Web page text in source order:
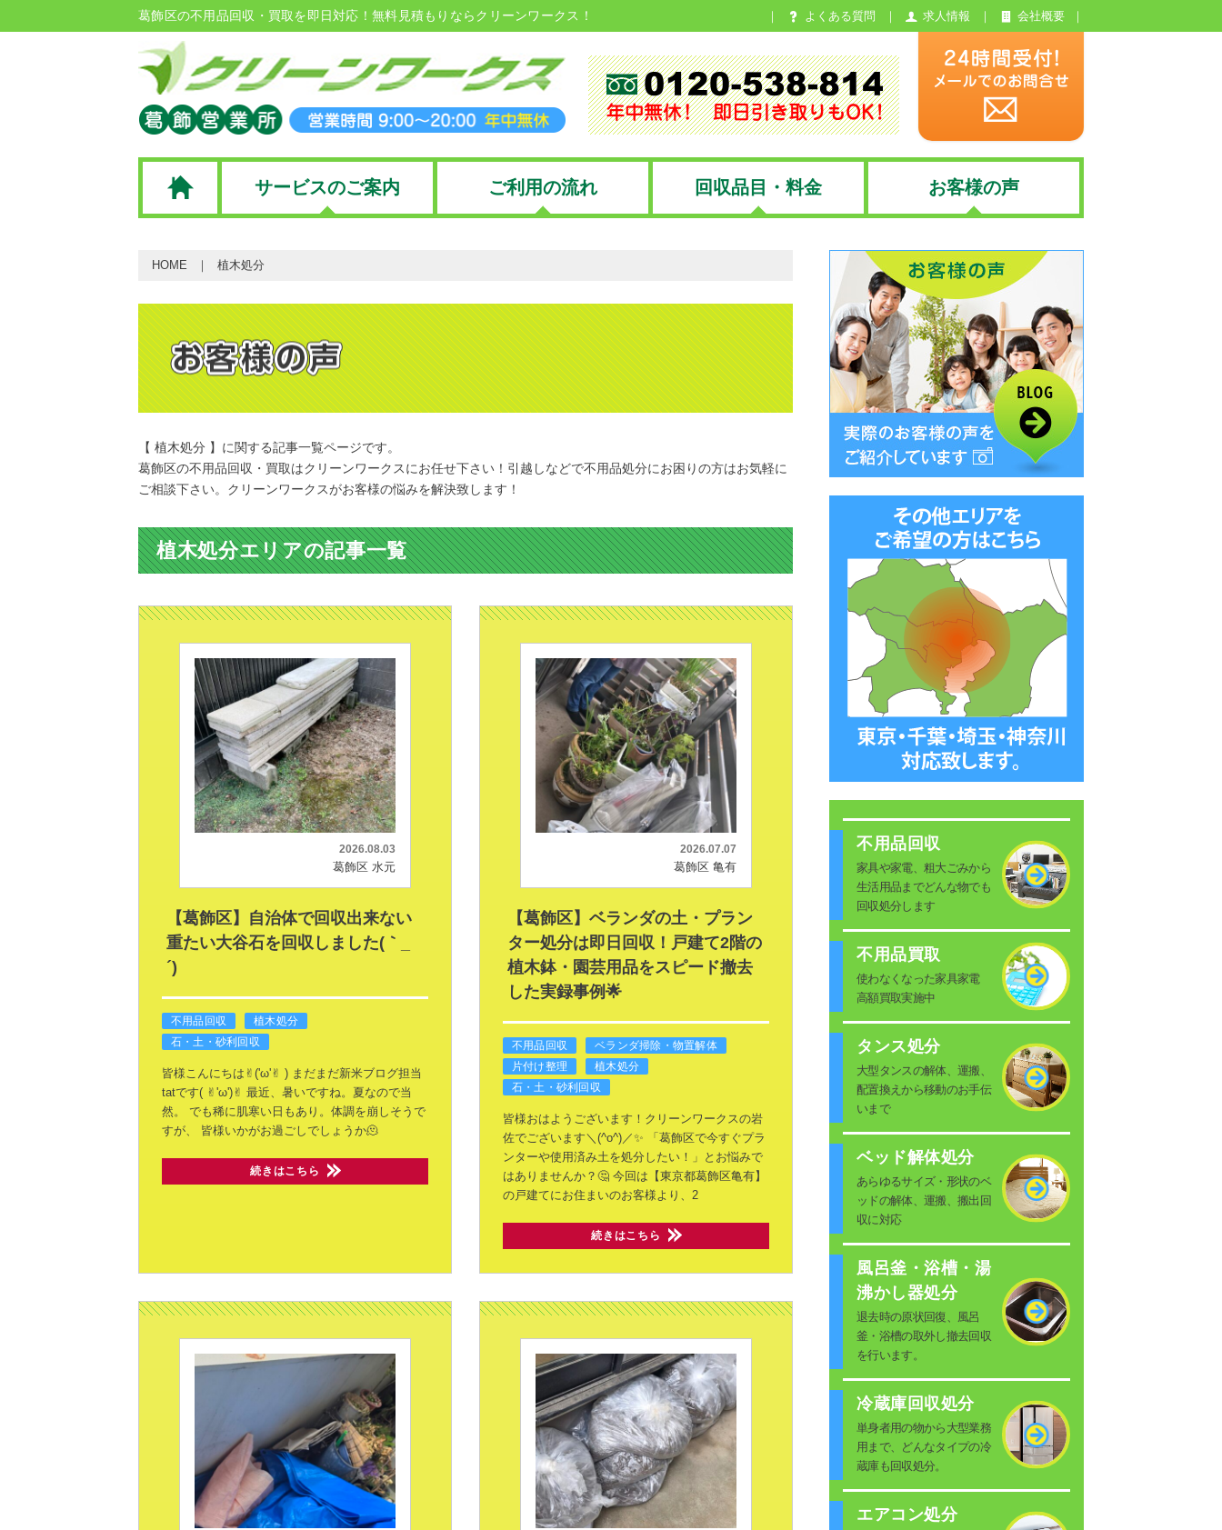
葛飾区の不用品回収・買取を即日対応！無料見積もりならクリーンワークス！ よくある質問 求人情報 会社概要
サービスのご案内 ご利用の流れ 回収品目・料金 お客様の声
HOME 植木処分
【 植木処分 】に関する記事一覧ページです。
葛飾区の不用品回収・買取はクリーンワークスにお任せ下さい！引越しなどで不用品処分にお困りの方はお気軽に
ご相談下さい。クリーンワークスがお客様の悩みを解決致します！
植木処分エリアの記事一覧
2026.08.03
葛飾区 水元
【葛飾区】自治体で回収出来ない
重たい大谷石を回収しました(｀_
´)ゞ
不用品回収
植木処分
石・土・砂利回収
皆様こんにちは✌︎('ω'✌︎ ) まだまだ新米ブログ担当
tatです( ✌︎'ω')✌︎ 最近、暑いですね。夏なので当
然。
でも稀に肌寒い日もあり。体調を崩しそうで
すが、
皆様いかがお過ごしでしょうか🫠
続きはこちら
2026.07.07
葛飾区 亀有
【葛飾区】ベランダの土・プラン
ター処分は即日回収！戸建て2階の
植木鉢・園芸用品をスピード撤去
した実録事例🌟
不用品回収
ベランダ掃除・物置解体
片付け整理
植木処分
石・土・砂利回収
皆様おはようございます！クリーンワークスの岩
佐でございます＼(^o^)／✨
「葛飾区で今すぐプラ
ンターや使用済み土を処分したい！」とお悩みで
はありませんか？🤔 今回は【東京都葛飾区亀有】
の戸建てにお住まいのお客様より、2
続きはこちら
不用品回収
家具や家電、粗大ごみから
生活用品までどんな物でも
回収処分します
不用品買取
使わなくなった家具家電
高額買取実施中
タンス処分
大型タンスの解体、運搬、
配置換えから移動のお手伝
いまで
ベッド解体処分
あらゆるサイズ・形状のベ
ッドの解体、運搬、搬出回
収に対応
風呂釜・浴槽・湯
沸かし器処分
退去時の原状回復、風呂
釜・浴槽の取外し撤去回収
を行います。
冷蔵庫回収処分
単身者用の物から大型業務
用まで、どんなタイプの冷
蔵庫も回収処分。
エアコン処分